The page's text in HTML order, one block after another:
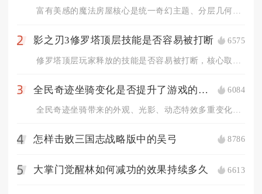
富有美感的魔法房屋核心是统一奇幻主题、分层几何结构、冷暖光影...
2 影之刃3修罗塔顶层技能是否容易被打断 6575
3 全民奇迹坐骑变化是否提升了游戏的视觉效果 6084
4 怎样击败三国志战略版中的吴弓 8786
5 大掌门觉醒林如何减功的效果持续多久 6613